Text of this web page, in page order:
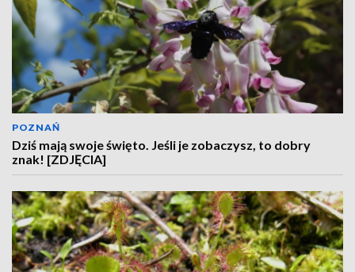
POZNAŃ
Dziś mają swoje święto. Jeśli je zobaczysz, to dobry
znak! [ZDJĘCIA]